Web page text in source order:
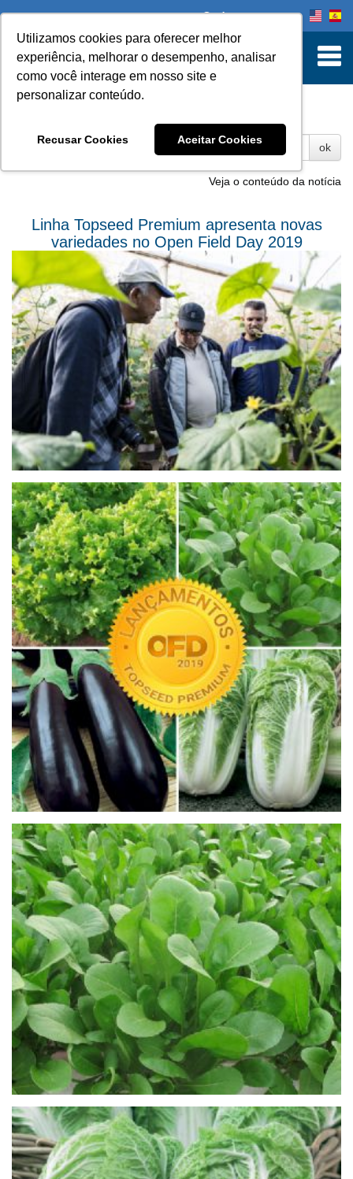
Utilizamos cookies para oferecer melhor
experiência, melhorar o desempenho, analisar
como você interage em nosso site e
personalizar conteúdo.
Recusar Cookies Aceitar Cookies
Onde comprar
ok
Linha Topseed Premium apresenta novas
variedades no Open Field Day 2019
Veja o conteúdo da notícia